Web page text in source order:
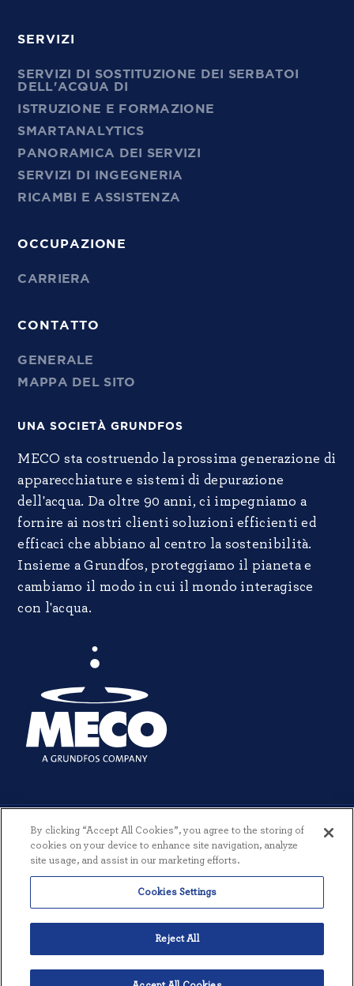
SERVIZI
SERVIZI DI SOSTITUZIONE DEI SERBATOI
DELL'ACQUA DI
ISTRUZIONE E FORMAZIONE
SMARTANALYTICS
PANORAMICA DEI SERVIZI
SERVIZI DI INGEGNERIA
RICAMBI E ASSISTENZA
OCCUPAZIONE
CARRIERA
CONTATTO
GENERALE
MAPPA DEL SITO
UNA SOCIETÀ GRUNDFOS
MECO sta costruendo la prossima generazione di
apparecchiature e sistemi di depurazione
dell'acqua. Da oltre 90 anni, ci impegniamo a
fornire ai nostri clienti soluzioni efficienti ed
efficaci che abbiano al centro la sostenibilità.
Insieme a Grundfos, proteggiamo il pianeta e
cambiamo il modo in cui il mondo interagisce
con l'acqua.
© 2026 MECO INCORPORATED. TUTTI I DIRITTI RISERVATI. |
TERMINI
INFORMATIVA SULLA PRIVACY
THREESIXTYEIGHT
By clicking “Accept All Cookies”, you agree to the storing of
cookies on your device to enhance site navigation, analyze
site usage, and assist in our marketing efforts.
Cookies Settings
Reject All